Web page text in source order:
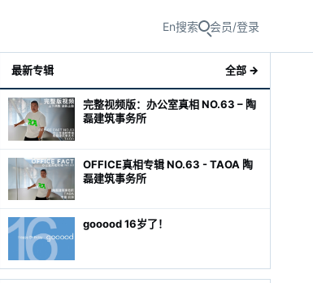
En搜索 会员/登录
最新专辑 全部 →
完整视频版：办公室真相 NO.63 – 陶
磊建筑事务所
OFFICE真相专辑 NO.63 - TAOA 陶
磊建筑事务所
gooood 16岁了！